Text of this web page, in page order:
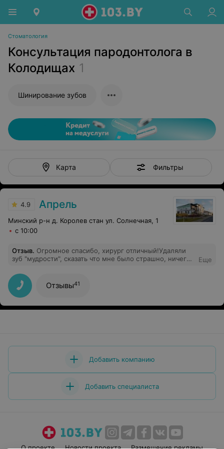
Стоматология
Консультация пародонтолога в
Колодищах 1
Шинирование зубов
Карта Фильтры
4.9 Апрель
Минский р-н д. Королев стан ул. Солнечная, 1
с 10:00
Отзыв. Огромное спасибо, хирург отличный!Удаляли
зуб "мудрости", сказать что мне было страшно, ничего
качественно, за что ОГРОМНОЕ СПАСИБО!
Еще
Отзывы41
Добавить компанию
Добавить специалиста